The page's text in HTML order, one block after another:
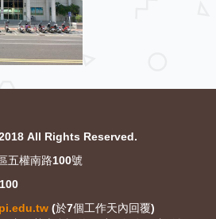
All Rights Reserved.
五權南路100號
(於7個工作天內回覆)